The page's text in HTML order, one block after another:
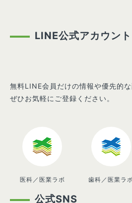
LINE公式アカウント
無料LINE会員だけの情報や優先的な
ぜひお気軽にご登録ください。
医科／医業ラボ 歯科／医業ラボ
公式SNS